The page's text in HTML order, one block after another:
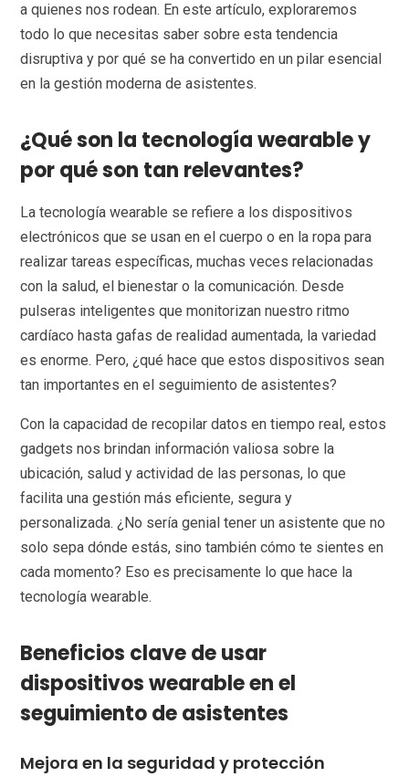
a quienes nos rodean. En este artículo, exploraremos
todo lo que necesitas saber sobre esta tendencia
disruptiva y por qué se ha convertido en un pilar esencial
en la gestión moderna de asistentes.
¿Qué son la tecnología wearable y
por qué son tan relevantes?
La tecnología wearable se refiere a los dispositivos
electrónicos que se usan en el cuerpo o en la ropa para
realizar tareas específicas, muchas veces relacionadas
con la salud, el bienestar o la comunicación. Desde
pulseras inteligentes que monitorizan nuestro ritmo
cardíaco hasta gafas de realidad aumentada, la variedad
es enorme. Pero, ¿qué hace que estos dispositivos sean
tan importantes en el seguimiento de asistentes?
Con la capacidad de recopilar datos en tiempo real, estos
gadgets nos brindan información valiosa sobre la
ubicación, salud y actividad de las personas, lo que
facilita una gestión más eficiente, segura y
personalizada. ¿No sería genial tener un asistente que no
solo sepa dónde estás, sino también cómo te sientes en
cada momento? Eso es precisamente lo que hace la
tecnología wearable.
Beneficios clave de usar
dispositivos wearable en el
seguimiento de asistentes
Mejora en la seguridad y protección